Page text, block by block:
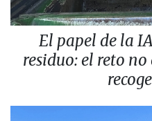
El papel de la
residuo: el reto no